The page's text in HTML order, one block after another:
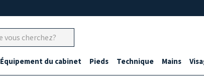
Équipement du cabinet Pieds Technique Mains